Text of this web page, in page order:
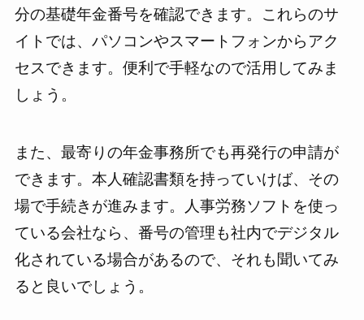
分の基礎年金番号を確認できます。これらのサ
イトでは、パソコンやスマートフォンからアク
セスできます。便利で手軽なので活用してみま
しょう。
また、最寄りの年金事務所でも再発行の申請が
できます。本人確認書類を持っていけば、その
場で手続きが進みます。人事労務ソフトを使っ
ている会社なら、番号の管理も社内でデジタル
化されている場合があるので、それも聞いてみ
ると良いでしょう。